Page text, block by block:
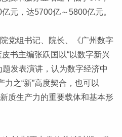
元，达5700亿～5800亿元。
党组书记、院长、《广州数字
书主编张跃国以“以数字新兴
发表演讲，认为数字经济中
力之“新”高度契合，也可以
质生产力的重要载体和基本形